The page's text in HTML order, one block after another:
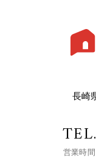
長崎
TEL.
営業時